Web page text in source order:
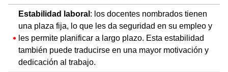
Estabilidad laboral : los docentes nombrados tienen
una plaza fija, lo que les da seguridad en su empleo y
les permite planificar a largo plazo. Esta estabilidad
también puede traducirse en una mayor motivación y
dedicación al trabajo.